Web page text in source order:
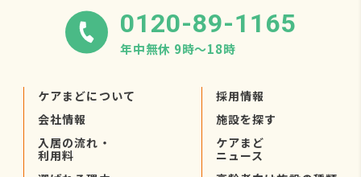
0120-89-1165
年中無休 9時〜18時
ケアまどについて
会社情報
入居の流れ・
利用料
採用情報
施設を探す
ケアまど
ニュース